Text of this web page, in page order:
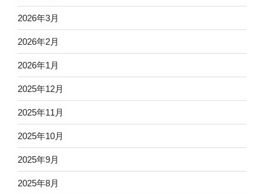
2026年3月
2026年2月
2026年1月
2025年12月
2025年11月
2025年10月
2025年9月
2025年8月